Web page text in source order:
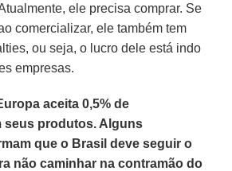
ele precisa comprar. Se
comercializar, ele também tem
ou seja, o lucro dele está indo
empresas.
aceita 0,5% de
seus produtos. Alguns
que o Brasil deve seguir o
não caminhar na contramão do